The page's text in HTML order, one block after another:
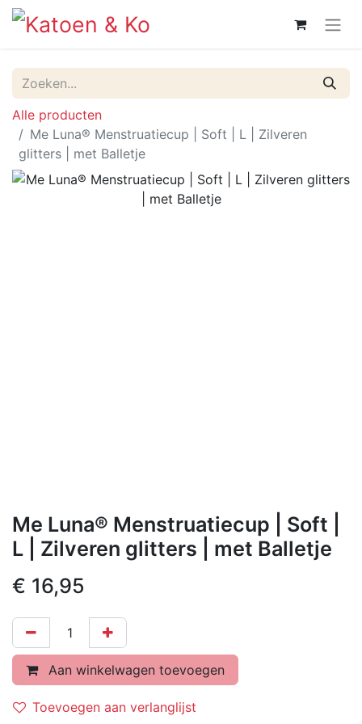
Alle producten
Me Luna® Menstruatiecup | Soft | L | Zilveren
glitters | met Balletje
Me Luna® Menstruatiecup | Soft |
L | Zilveren glitters | met Balletje
€ 16,95
Aan winkelwagen toevoegen
Toevoegen aan verlanglijst